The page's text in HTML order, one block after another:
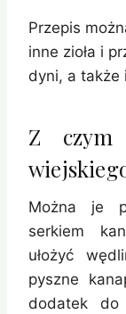
Przepis
inne zioła i
dyni, a także
Z czym
Można je
serkiem
ułożyć
pyszne
dodatek do